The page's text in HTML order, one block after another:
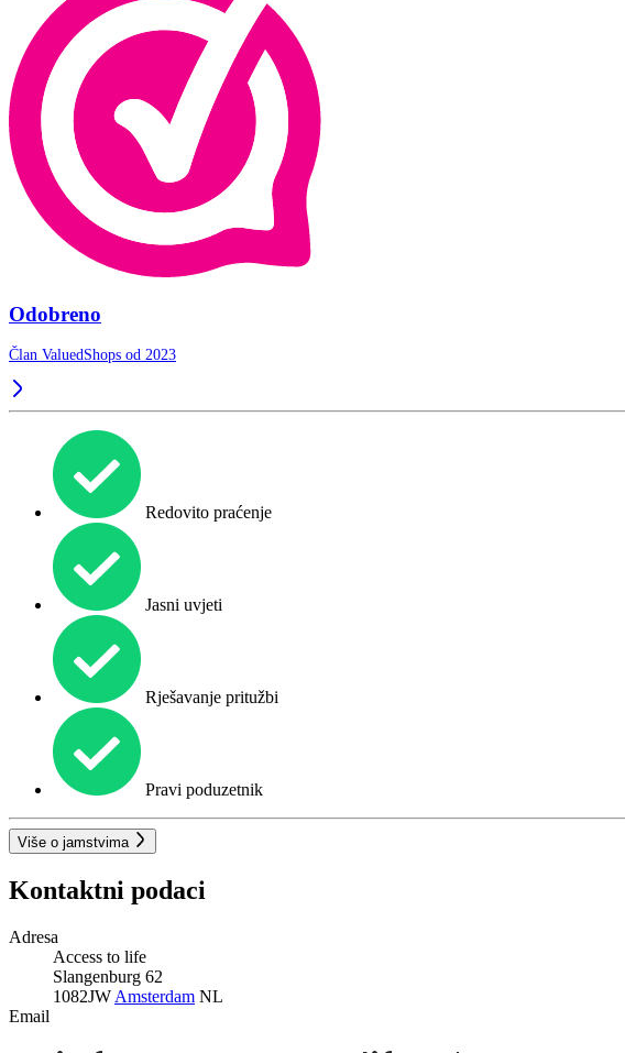
Odobreno
Član ValuedShops od 2023
Redovito praćenje
Jasni uvjeti
Rješavanje pritužbi
Pravi poduzetnik
Više o jamstvima
Kontaktni podaci
Adresa
Access to life
Slangenburg 62
1082JW Amsterdam NL
Email